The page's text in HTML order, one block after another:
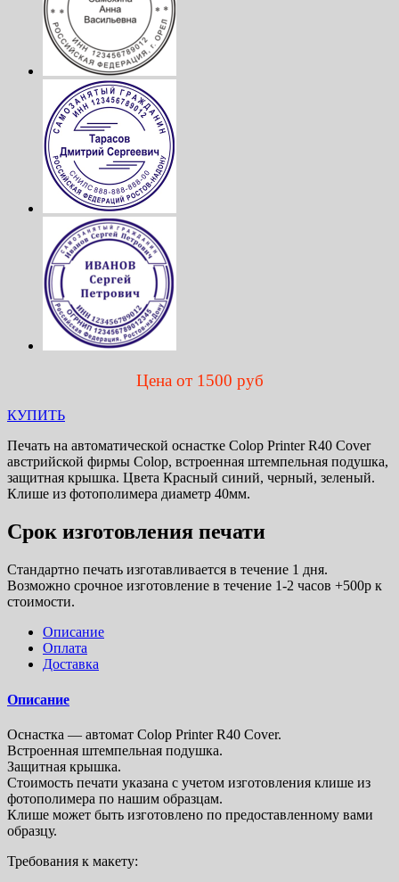
Цена от 1500 руб
КУПИТЬ
Печать на автоматической оснастке Colop Printer R40 Cover
австрийской фирмы Colop, встроенная штемпельная подушка,
защитная крышка. Цвета Красный синий, черный, зеленый.
Клише из фотополимера диаметр 40мм.
Срок изготовления печати
Стандартно печать изготавливается в течение 1 дня.
Возможно срочное изготовление в течение 1-2 часов +500р к
стоимости.
Описание
Оплата
Доставка
Описание
Оснастка — автомат Colop Printer R40 Cover.
Встроенная штемпельная подушка.
Защитная крышка.
Стоимость печати указана с учетом изготовления клише из
фотополимера по нашим образцам.
Клише может быть изготовлено по предоставленному вами
образцу.
Требования к макету: